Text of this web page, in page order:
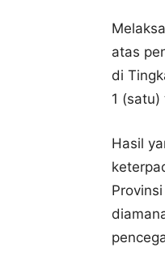
atas
di
1 (satu)
Hasil